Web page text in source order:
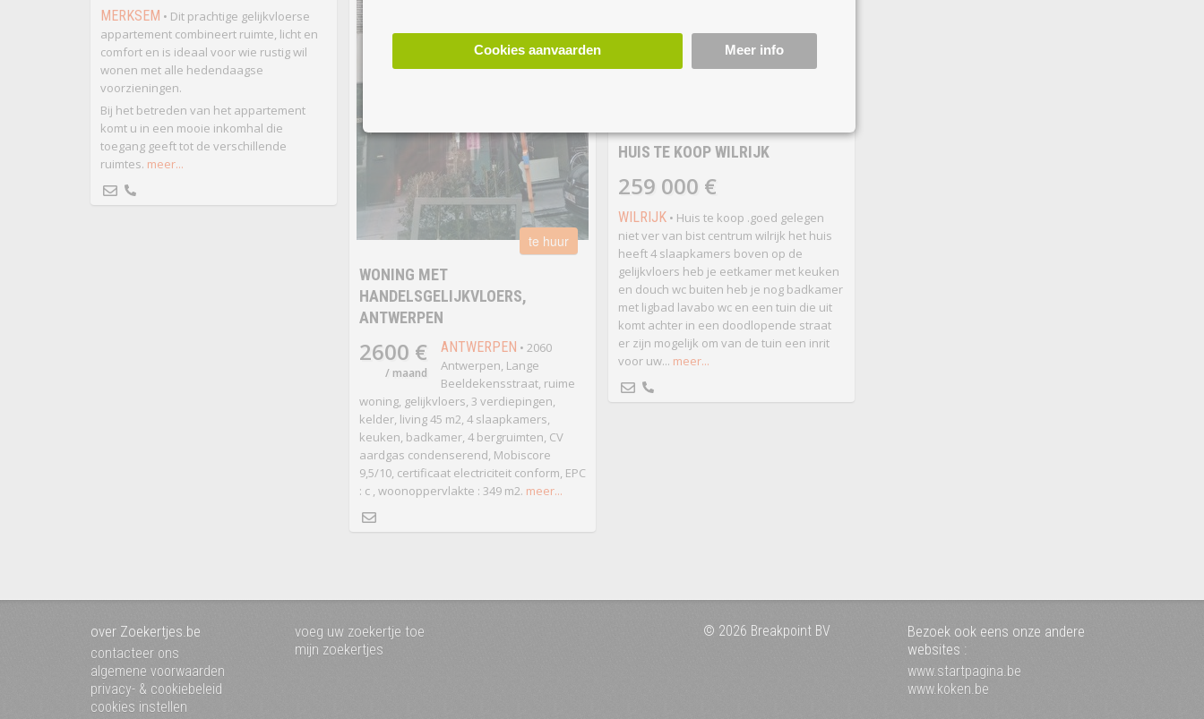
Cookies aanvaarden Meer info
MERKSEM • Dit prachtige gelijkvloerse
appartement combineert ruimte, licht en
comfort en is ideaal voor wie rustig wil
wonen met alle hedendaagse
voorzieningen.
Bij het betreden van het appartement
komt u in een mooie inkomhal die
toegang geeft tot de verschillende
ruimtes. meer...
te huur
WONING MET
HANDELSGELIJKVLOERS,
ANTWERPEN
2600 €
/ maand
ANTWERPEN • 2060
Antwerpen, Lange
Beeldekensstraat, ruime
woning, gelijkvloers, 3 verdiepingen,
kelder, living 45 m2, 4 slaapkamers,
keuken, badkamer, 4 bergruimten, CV
aardgas condenserend, Mobiscore
9,5/10, certificaat electriciteit conform, EPC
: c , woonoppervlakte : 349 m2. meer...
HUIS TE KOOP WILRIJK
259 000 €
WILRIJK • Huis te koop .goed gelegen
niet ver van bist centrum wilrijk het huis
heeft 4 slaapkamers boven op de
gelijkvloers heb je eetkamer met keuken
en douch wc buiten heb je nog badkamer
met ligbad lavabo wc en een tuin die uit
komt achter in een doodlopende straat
er zijn mogelijk om van de tuin een inrit
voor uw... meer...
over Zoekertjes.be
contacteer ons
algemene voorwaarden
privacy- & cookiebeleid
cookies instellen
voeg uw zoekertje toe
mijn zoekertjes
© 2026 Breakpoint BV
Bezoek ook eens onze andere
websites :
www.startpagina.be
www.koken.be